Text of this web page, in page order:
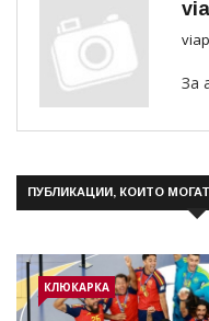
За
ПУБЛИКАЦИИ, КОИТО
КЛЮКАРКА